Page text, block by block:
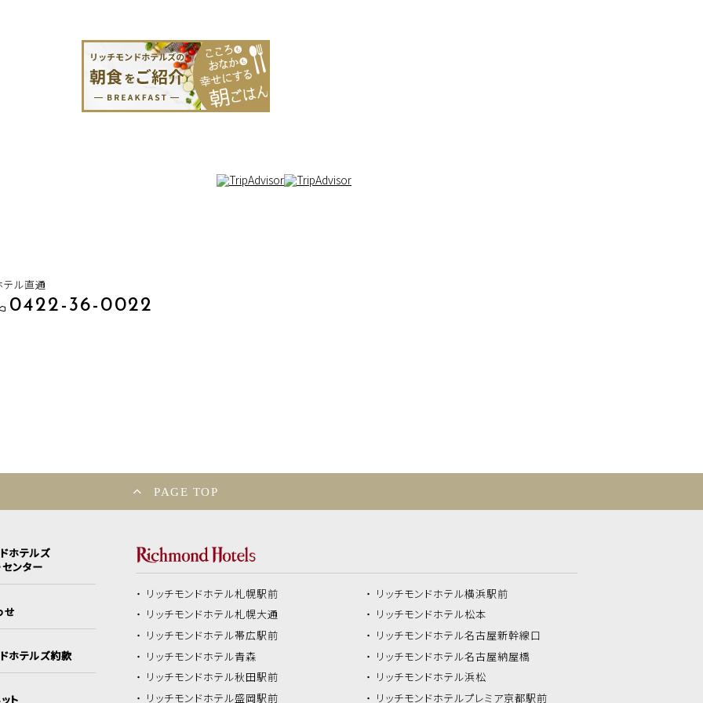
テル直通
0422-36-0022
PAGE TOP
ホテルズ
ンター
せ
ホテルズ約款
ト
リッチモンドホテル札幌駅前
リッチモンドホテル札幌大通
リッチモンドホテル帯広駅前
リッチモンドホテル青森
リッチモンドホテル秋田駅前
リッチモンドホテル盛岡駅前
リッチモンドホテル横浜駅前
リッチモンドホテル松本
リッチモンドホテル名古屋新幹線口
リッチモンドホテル名古屋納屋橋
リッチモンドホテル浜松
リッチモンドホテルプレミア京都駅前